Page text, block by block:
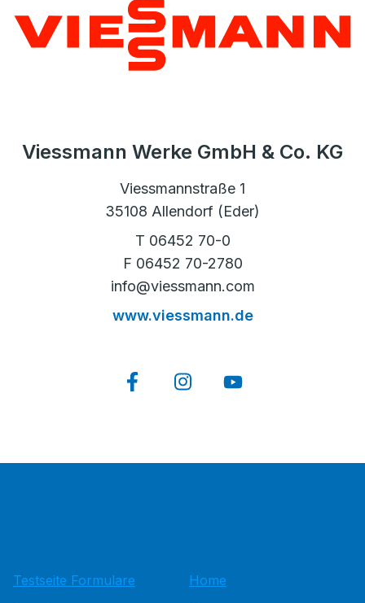
Viessmann Werke GmbH & Co. KG
Viessmannstraße 1
35108 Allendorf (Eder)
T 06452 70-0
F 06452 70-2780
info@viessmann.com
www.viessmann.de
Testseite Formulare
Home